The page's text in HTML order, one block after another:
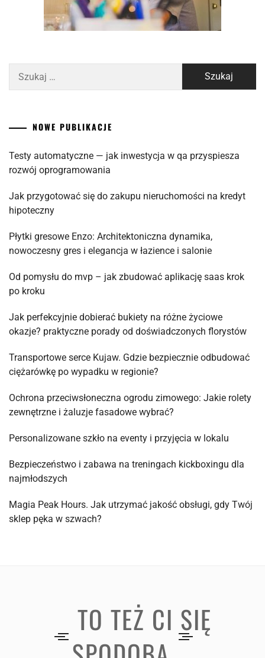
NOWE PUBLIKACJE
Testy automatyczne — jak inwestycja w qa przyspiesza
rozwój oprogramowania
Jak przygotować się do zakupu nieruchomości na kredyt
hipoteczny
Płytki gresowe Enzo: Architektoniczna dynamika,
nowoczesny gres i elegancja w łazience i salonie
Od pomysłu do mvp – jak zbudować aplikację saas krok
po kroku
Jak perfekcyjnie dobierać bukiety na różne życiowe
okazje? praktyczne porady od doświadczonych florystów
Transportowe serce Kujaw. Gdzie bezpiecznie odbudować
ciężarówkę po wypadku w regionie?
Ochrona przeciwsłoneczna ogrodu zimowego: Jakie rolety
zewnętrzne i żaluzje fasadowe wybrać?
Personalizowane szkło na eventy i przyjęcia w lokalu
Bezpieczeństwo i zabawa na treningach kickboxingu dla
najmłodszych
Magia Peak Hours. Jak utrzymać jakość obsługi, gdy Twój
sklep pęka w szwach?
TO TEŻ CI SIĘ